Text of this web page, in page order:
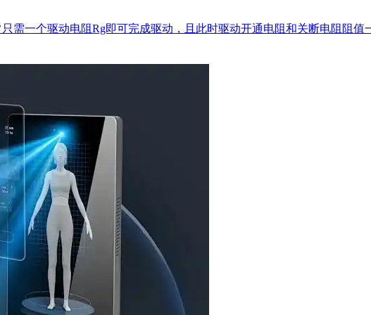
需一个驱动电阻Rg即可完成驱动，且此时驱动开通电阻和关断电阻阻